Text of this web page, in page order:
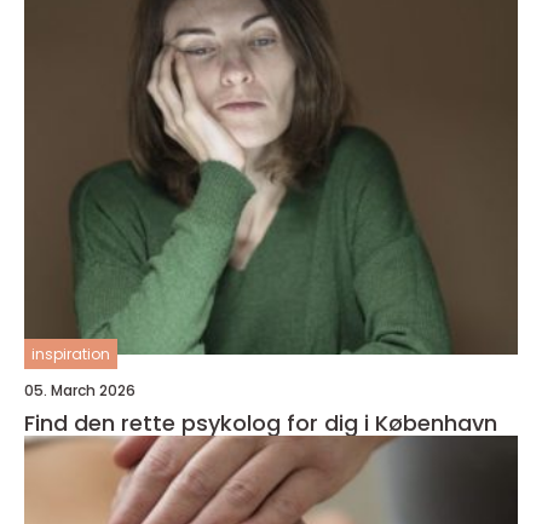
inspiration
05. March 2026
Find den rette psykolog for dig i København